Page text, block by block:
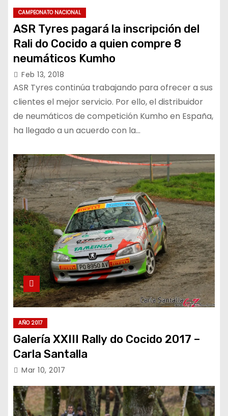
CAMPEONATO NACIONAL
ASR Tyres pagará la inscripción del
Rali do Cocido a quien compre 8
neumáticos Kumho
Feb 13, 2018
ASR Tyres continúa trabajando para ofrecer a sus
clientes el mejor servicio. Por ello, el distribuidor
de neumáticos de competición Kumho en España,
ha llegado a un acuerdo con la…
AÑO 2017
Galería XXIII Rally do Cocido 2017 –
Carla Santalla
Mar 10, 2017